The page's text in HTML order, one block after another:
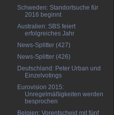
Schweden: Standortsuche für
2016 beginnt
Australien: SBS feiert
erfolgreiches Jahr
News-Splitter (427)
News-Splitter (426)
Deutschland: Peter Urban und
Einzelvotings
Eurovision 2015:
Unregelmäßigkeiten werden
besprochen
Belgien: Vorentscheid mit fünf